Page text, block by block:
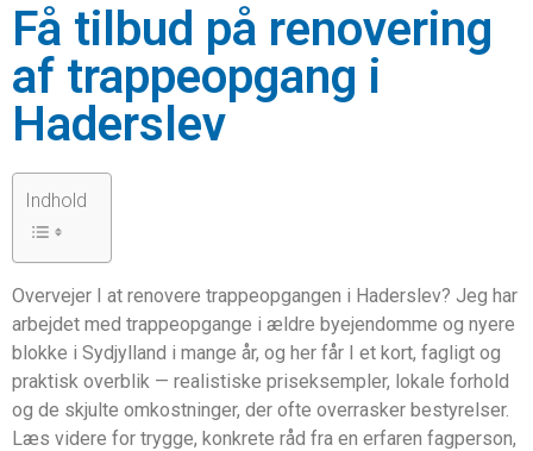
Få tilbud på renovering
af trappeopgang i
Haderslev
Indhold
Overvejer I at renovere trappeopgangen i Haderslev? Jeg har
arbejdet med trappeopgange i ældre byejendomme og nyere
blokke i Sydjylland i mange år, og her får I et kort, fagligt og
praktisk overblik — realistiske priseksempler, lokale forhold
og de skjulte omkostninger, der ofte overrasker bestyrelser.
Læs videre for trygge, konkrete råd fra en erfaren fagperson,